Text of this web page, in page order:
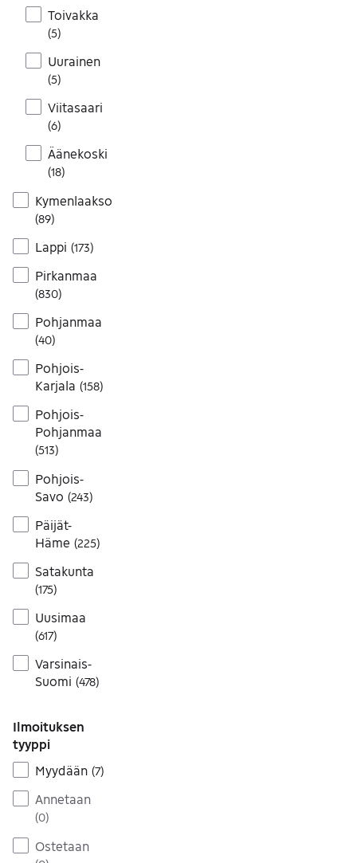
Toivakka
(5)
Uurainen
(5)
Viitasaari
(6)
Äänekoski
(18)
Kymenlaakso
(89)
Lappi (173)
Pirkanmaa
(830)
Pohjanmaa
(40)
Pohjois-
Karjala (158)
Pohjois-
Pohjanmaa
(513)
Pohjois-
Savo (243)
Päijät-
Häme (225)
Satakunta
(175)
Uusimaa
(617)
Varsinais-
Suomi (478)
Ilmoituksen
tyyppi
Myydään (7)
Annetaan
(0)
Ostetaan